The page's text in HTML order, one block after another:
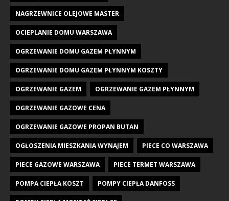
NAGRZEWNICE OLEJOWE MASTER
OCIEPLANIE DOMU WARSZAWA
OGRZEWANIE DOMU GAZEM PŁYNNYM
OGRZEWANIE DOMU GAZEM PŁYNNYM KOSZTY
OGRZEWANIE GAZEM OGRZEWANIE GAZEM PŁYNNYM
OGRZEWANIE GAZOWE CENA
OGRZEWANIE GAZOWE PROPAN BUTAN
OGŁOSZENIA MIESZKANIA WYNAJEM PIECE CO WARSZAWA
PIECE GAZOWE WARSZAWA PIECE TERMET WARSZAWA
POMPA CIEPŁA KOSZT POMPY CIEPŁA DANFOSS